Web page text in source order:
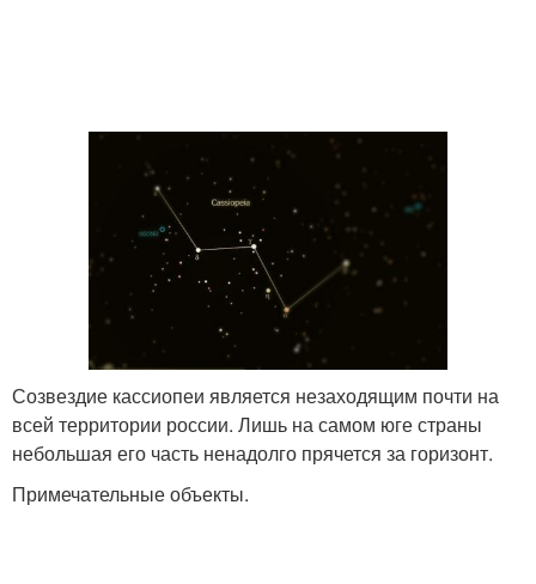
Созвездие кассиопеи является незаходящим почти на
всей территории россии. Лишь на самом юге страны
небольшая его часть ненадолго прячется за горизонт.
Примечательные объекты.